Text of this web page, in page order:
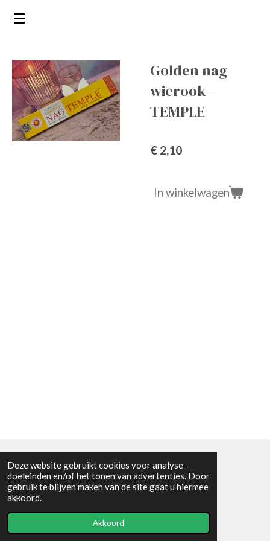
Deze website gebruikt cookies voor analyse-
doeleinden en/of het tonen van advertenties. Door
gebruik te blijven maken van de site gaat u hiermee
akkoord.
Akkoord
Ga
de
hoofdinhoud
Golden nag
wierook -
TEMPLE
€ 2,10
In winkelwagen
Algemene voorwaarden
© 2021 - RC en mineralenshop Het vlinderpad